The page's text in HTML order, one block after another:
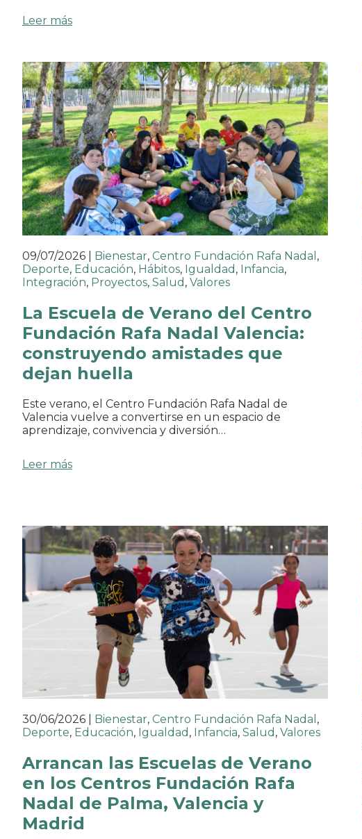
Leer más
09/07/2026 Bienestar, Centro Fundación Rafa Nadal ,
Deporte, Educación, Hábitos, Igualdad , Infancia,
Integración, Proyectos, Salud , Valores
La Escuela de Verano del Centro
Fundación Rafa Nadal Valencia:
construyendo amistades que
dejan huella
Este verano, el Centro Fundación Rafa Nadal de
Valencia vuelve a convertirse en un espacio de
aprendizaje, convivencia y diversión…
Leer más
30/06/2026 Bienestar, Centro Fundación Rafa Nadal ,
Deporte, Educación, Igualdad , Infancia, Salud , Valores
Arrancan las Escuelas de Verano
en los Centros Fundación Rafa
Nadal de Palma, Valencia y
Madrid